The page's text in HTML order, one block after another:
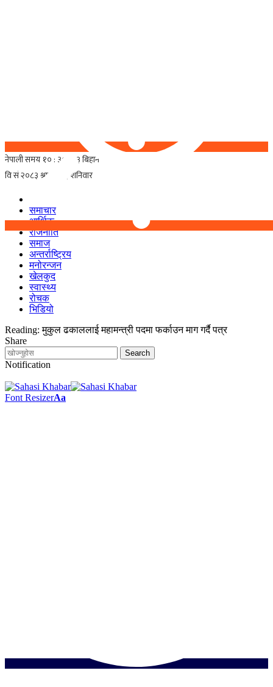
समाचार
आर्थिक
राजनीति
समाज
अन्तर्राष्ट्रिय
मनोरन्जन
खेलकुद
स्वास्थ्य
रोचक
भिडियो
Reading: मुकुल ढकाललाई महामन्त्री पदमा फर्काउन माग गर्दै पत्र
Share
Notification
Font ResizerAa